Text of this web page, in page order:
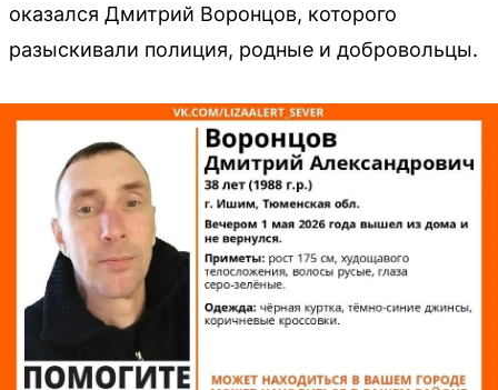
оказался Дмитрий Воронцов, которого
разыскивали полиция, родные и добровольцы.